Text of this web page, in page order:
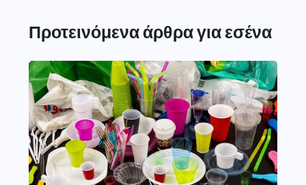
Προτεινόμενα άρθρα για εσένα